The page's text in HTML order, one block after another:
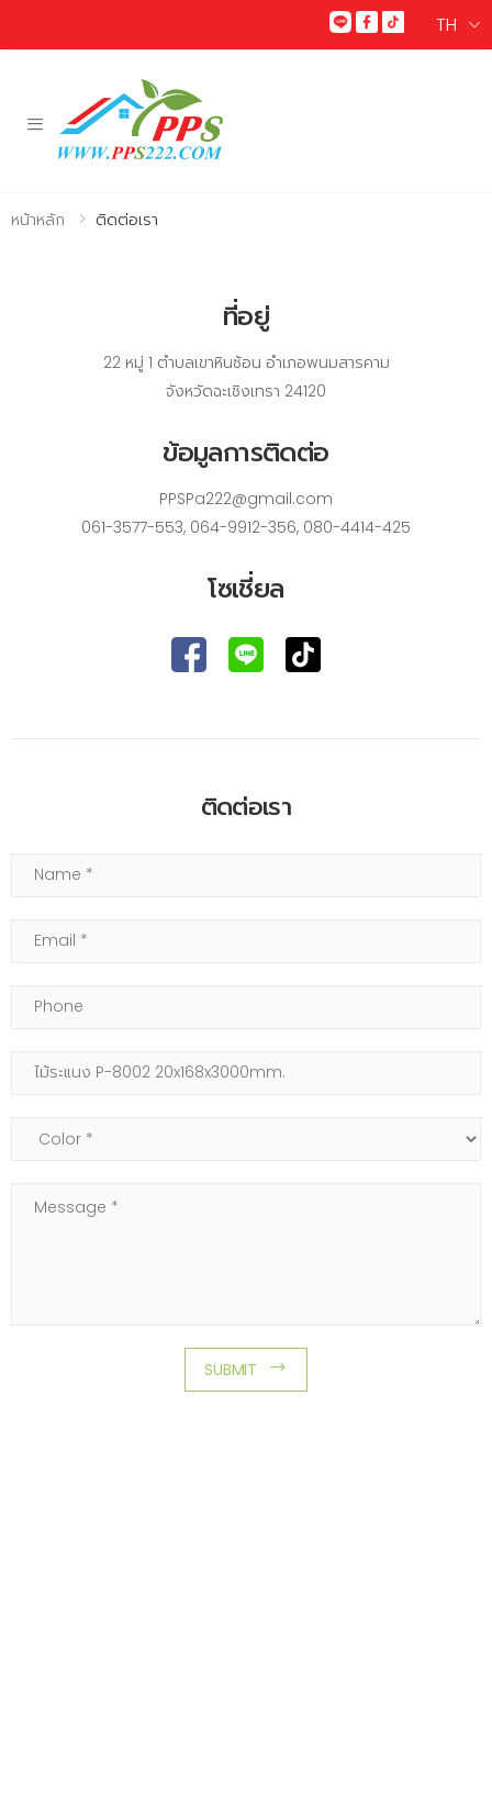
TH
Toggle mobile menu
หน้าหลัก ติดต่อเรา
ที่อยู่
22 หมู่ 1 ตำบลเขาหินซ้อน อำเภอพนมสารคาม
จังหวัดฉะเชิงเทรา 24120
ข้อมูลการติดต่อ
PPSPa222@gmail.com
061-3577-553, 064-9912-356, 080-4414-425
โซเชี่ยล
ติดต่อเรา
Name
Email
Phone
Subject
Color
Message
SUBMIT